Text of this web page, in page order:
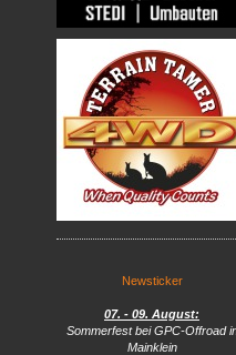
Newsticker
07. - 09. August:
Sommerfest bei GPC-Offroad
Mainklein